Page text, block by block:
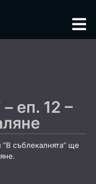
еп. 12 –
съблекалнята” ще